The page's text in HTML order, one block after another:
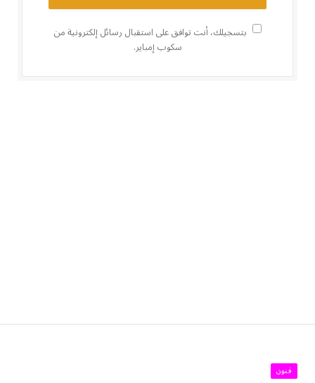
بتسجيلك، أنت توافق على استقبال رسائل إلكترونية من
سكوب إمباير.
فنون